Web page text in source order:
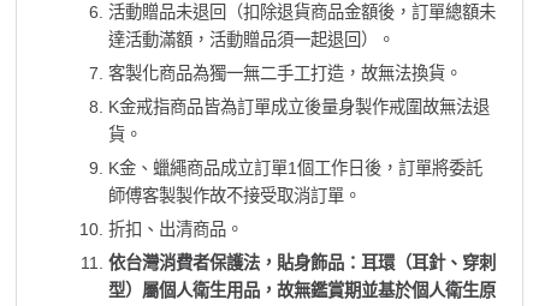
活動贈品未退回（扣除退貨商品金額後，訂單總額未
達活動滿額，活動贈品須一起退回）。
客製化商品為獨一無二手工打造，故無法換貨。
K金戒指商品皆為訂單成立後量身製作戒圍故無法退
貨。
K金、蠟繩商品成立訂單1個工作日後，訂單將委託
師傅客製製作故不接受取消訂單。
折扣、出清商品。
依台灣消費者保護法，貼身飾品：耳環（耳針、穿刺
型）屬個人衛生用品，故無鑑賞期並基於個人衛生原